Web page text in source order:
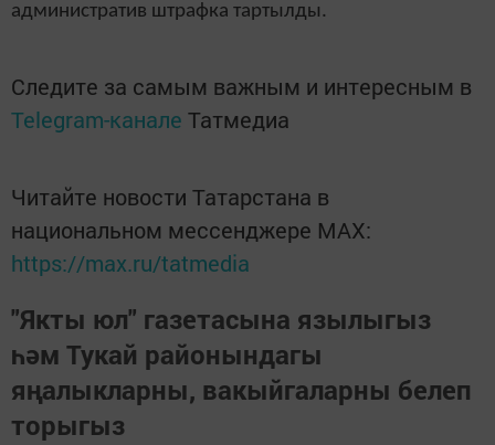
административ штрафка тартылды.
Следите за самым важным и интересным в
Telegram-канале Татмедиа
Читайте новости Татарстана в
национальном мессенджере MАХ:
https://max.ru/tatmedia
"Якты юл" газетасына язылыгыз
һәм Тукай районындагы
яңалыкларны, вакыйгаларны белеп
торыгыз